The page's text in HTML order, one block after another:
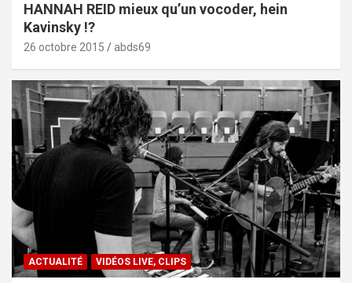
HANNAH REID mieux qu’un vocoder, hein
Kavinsky !?
26 octobre 2015 abds69
ACTUALITÉ VIDÉOS LIVE, CLIPS